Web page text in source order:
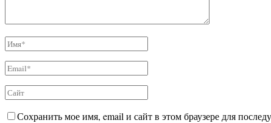
Сохранить мое имя, email и сайт в этом браузере для